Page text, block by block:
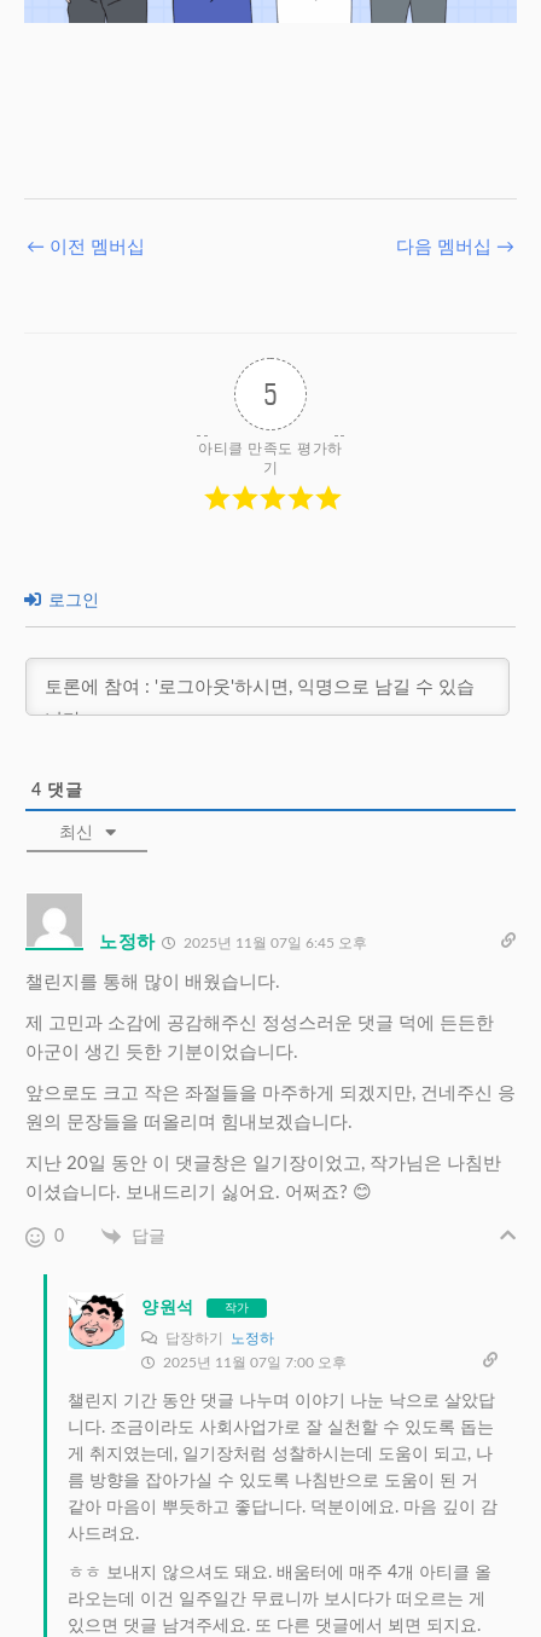
← 이전 멤버십 다음 멤버십 →
5
아티클 만족도 평가하
기
로그인
4 댓글
최신
노정하 2025년 11월 07일 6:45 오후
챌린지를 통해 많이 배웠습니다.
제 고민과 소감에 공감해주신 정성스러운 댓글 덕에 든든한
아군이 생긴 듯한 기분이었습니다.
앞으로도 크고 작은 좌절들을 마주하게 되겠지만, 건네주신 응
원의 문장들을 떠올리며 힘내보겠습니다.
지난 20일 동안 이 댓글창은 일기장이었고, 작가님은 나침반
이셨습니다. 보내드리기 싫어요. 어쩌죠? 😊
0 답글
양원석 작가
답장하기
노정하
2025년 11월 07일 7:00 오후
챌린지 기간 동안 댓글 나누며 이야기 나눈 낙으로 살았답
니다. 조금이라도 사회사업가로 잘 실천할 수 있도록 돕는
게 취지였는데, 일기장처럼 성찰하시는데 도움이 되고, 나
름 방향을 잡아가실 수 있도록 나침반으로 도움이 된 거
같아 마음이 뿌듯하고 좋답니다. 덕분이에요. 마음 깊이 감
사드려요.
ㅎㅎ 보내지 않으셔도 돼요. 배움터에 매주 4개 아티클 올
라오는데 이건 일주일간 무료니까 보시다가 떠오르는 게
있으면 댓글 남겨주세요. 또 다른 댓글에서 뵈면 되지요.